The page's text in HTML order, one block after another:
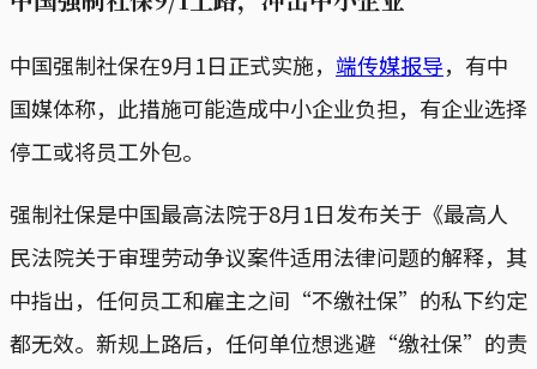
中国强制社保在9月1日正式实施， 端传媒报导，有中
国媒体称，此措施可能造成中小企业负担，有企业选择
停工或将员工外包。
强制社保是中国最高法院于8月1日发布关于《最高人
民法院关于审理劳动争议案件适用法律问题的解释，其
中指出，任何员工和雇主之间“不缴社保”的私下约定
都无效。新规上路后，任何单位想逃避“缴社保”的责